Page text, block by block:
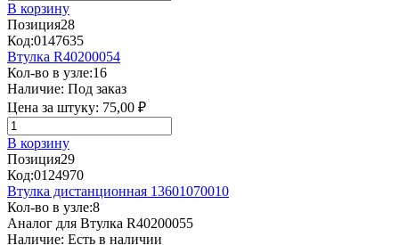
В корзину
Позиция28
Код:0147635
Втулка R40200054
Кол-во в узле:16
Наличие: Под заказ
Цена за штуку: 75,00 ₽
В корзину
Позиция29
Код:0124970
Втулка дистанционная 13601070010
Кол-во в узле:8
Аналог для Втулка R40200055
Наличие: Есть в наличии